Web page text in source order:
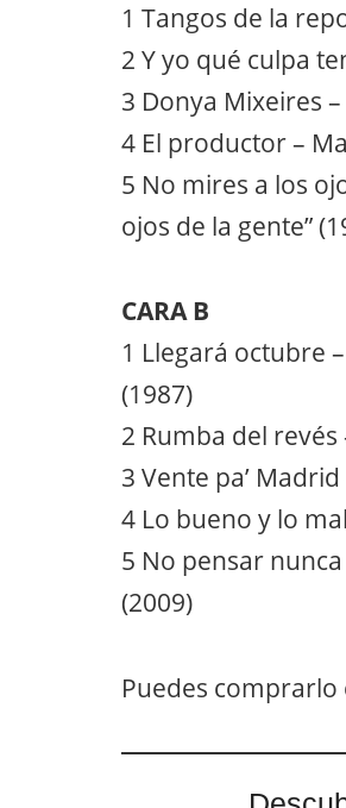
1 Tangos de la
2 Y yo qué culpa
3 Donya Mixeires –
4 El productor –
5 No mires a los
ojos de la gente”
CARA B
1 Llegará octubre
(1987)
2 Rumba del revés
3 Vente pa’
4 Lo bueno y lo
5 No pensar
(2009)
Puedes comprarlo